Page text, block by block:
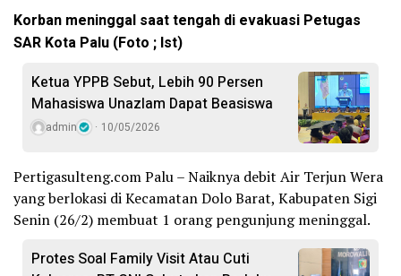
Korban meninggal saat tengah di evakuasi Petugas
SAR Kota Palu (Foto ; Ist)
Ketua YPPB Sebut, Lebih 90 Persen
Mahasiswa Unazlam Dapat Beasiswa
admin 10/05/2026
Pertigasulteng.com Palu – Naiknya debit Air Terjun Wera
yang berlokasi di Kecamatan Dolo Barat, Kabupaten Sigi
Senin (26/2) membuat 1 orang pengunjung meninggal.
Protes Soal Family Visit Atau Cuti